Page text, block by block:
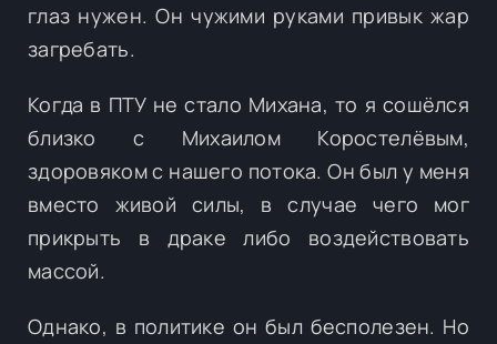
глаз нужен. Он чужими руками привык жар
загребать.
Когда в ПТУ не стало Михана, то я сошёлся
близко с Михаилом Коростелёвым,
здоровяком с нашего потока. Он был у меня
вместо живой силы, в случае чего мог
прикрыть в драке либо воздействовать
массой.
Однако, в политике он был бесполезен. Но